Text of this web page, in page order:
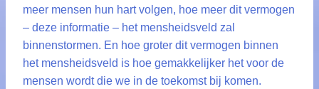
meer mensen hun hart volgen, hoe meer dit vermogen
– deze informatie – het mensheidsveld zal
binnenstormen. En hoe groter dit vermogen binnen
het mensheidsveld is hoe gemakkelijker het voor de
mensen wordt die we in de toekomst bij komen.